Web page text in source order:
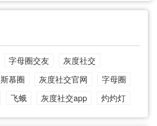
字母圈交友
灰度社交
斯慕圈 灰度社交官网
字母圈
飞蛾 灰度社交app 灼灼灯